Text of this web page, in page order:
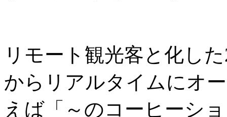
リモート観光客と化し
からリアルタイムにオ
えば「～のコーヒーシ